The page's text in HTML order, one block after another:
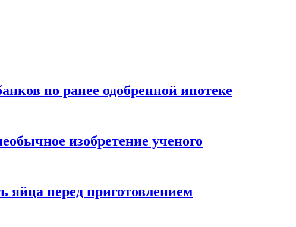
по ранее одобренной ипотеке
изобретение ученого
яйца перед приготовлением